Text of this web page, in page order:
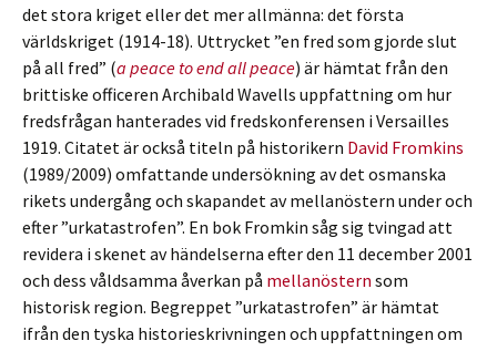
det stora kriget eller det mer allmänna: det första
världskriget (1914-18). Uttrycket ”en fred som gjorde slut
på all fred” (a peace to end all peace) är hämtat från den
brittiske officeren Archibald Wavells uppfattning om hur
fredsfrågan hanterades vid fredskonferensen i Versailles
1919. Citatet är också titeln på historikern David Fromkins
(1989/2009) omfattande undersökning av det osmanska
rikets undergång och skapandet av mellanöstern under och
efter ”urkatastrofen”. En bok Fromkin såg sig tvingad att
revidera i skenet av händelserna efter den 11 december 2001
och dess våldsamma åverkan på mellanöstern som
historisk region. Begreppet ”urkatastrofen” är hämtat
ifrån den tyska historieskrivningen och uppfattningen om